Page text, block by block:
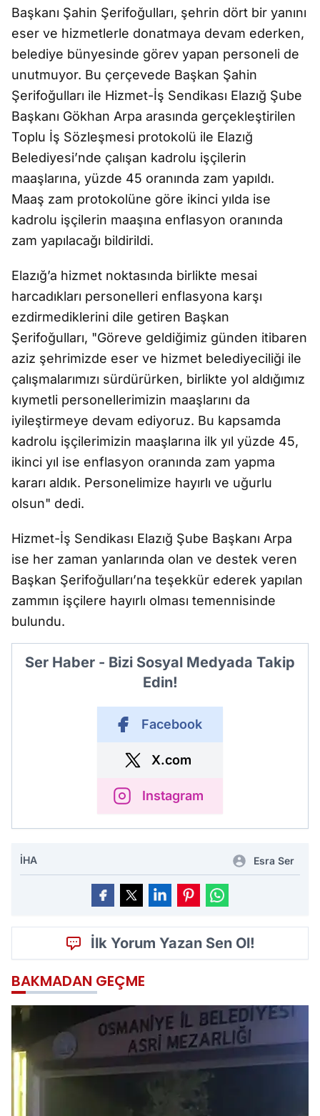
Başkanı Şahin Şerifoğulları, şehrin dört bir yanını
eser ve hizmetlerle donatmaya devam ederken,
belediye bünyesinde görev yapan personeli de
unutmuyor. Bu çerçevede Başkan Şahin
Şerifoğulları ile Hizmet-İş Sendikası Elazığ Şube
Başkanı Gökhan Arpa arasında gerçekleştirilen
Toplu İş Sözleşmesi protokolü ile Elazığ
Belediyesi’nde çalışan kadrolu işçilerin
maaşlarına, yüzde 45 oranında zam yapıldı.
Maaş zam protokolüne göre ikinci yılda ise
kadrolu işçilerin maaşına enflasyon oranında
zam yapılacağı bildirildi.
Elazığ’a hizmet noktasında birlikte mesai
harcadıkları personelleri enflasyona karşı
ezdirmediklerini dile getiren Başkan
Şerifoğulları, "Göreve geldiğimiz günden itibaren
aziz şehrimizde eser ve hizmet belediyeciliği ile
çalışmalarımızı sürdürürken, birlikte yol aldığımız
kıymetli personellerimizin maaşlarını da
iyileştirmeye devam ediyoruz. Bu kapsamda
kadrolu işçilerimizin maaşlarına ilk yıl yüzde 45,
ikinci yıl ise enflasyon oranında zam yapma
kararı aldık. Personelimize hayırlı ve uğurlu
olsun" dedi.
Hizmet-İş Sendikası Elazığ Şube Başkanı Arpa
ise her zaman yanlarında olan ve destek veren
Başkan Şerifoğulları’na teşekkür ederek yapılan
zammın işçilere hayırlı olması temennisinde
bulundu.
Ser Haber - Bizi Sosyal Medyada Takip
Edin!
Facebook
X.com
Instagram
İHA Esra Ser
İlk Yorum Yazan Sen Ol!
BAKMADAN GEÇME